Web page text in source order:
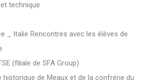
technique
_ Italie Rencontres avec les élèves de
(filiale de SFA Group)
historique de Meaux et de la confrérie du